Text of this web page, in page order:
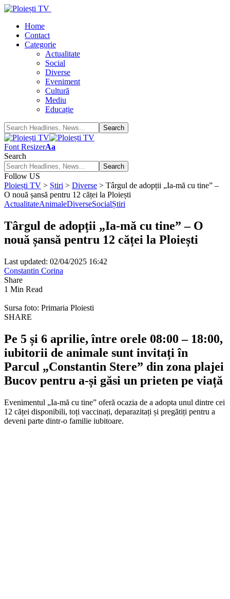
Home
Contact
Categorie
Actualitate
Social
Diverse
Eveniment
Cultură
Mediu
Educație
Font ResizerAa
Search
Follow US
Ploiești TV > Știri > Diverse > Târgul de adopții „Ia-mă cu tine” –
O nouă șansă pentru 12 căței la Ploiești
ActualitateAnimaleDiverseSocialȘtiri
Târgul de adopții „Ia-mă cu tine” – O
nouă șansă pentru 12 căței la Ploiești
Last updated: 02/04/2025 16:42
Constantin Corina
Share
1 Min Read
Sursa foto: Primaria Ploiesti
SHARE
Pe 5 și 6 aprilie, între orele 08:00 – 18:00,
iubitorii de animale sunt invitați în
Parcul „Constantin Stere” din zona plajei
Bucov pentru a-și găsi un prieten pe viață
Evenimentul „Ia-mă cu tine” oferă ocazia de a adopta unul dintre cei
12 căței disponibili, toți vaccinați, deparazitați și pregătiți pentru a
deveni parte dintr-o familie iubitoare.